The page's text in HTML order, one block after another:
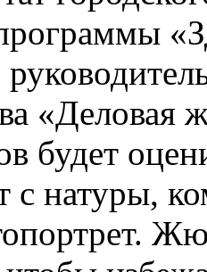
будет
с натуры,